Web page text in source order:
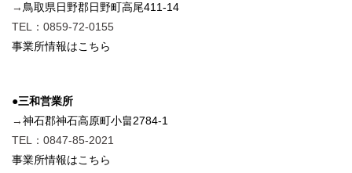
→ 鳥取県日野郡日野町高尾411-14
TEL：0859-72-0155
事業所情報はこちら
●三和営業所
→神石郡神石高原町小畠2784-1
TEL：0847-85-2021
事業所情報はこちら